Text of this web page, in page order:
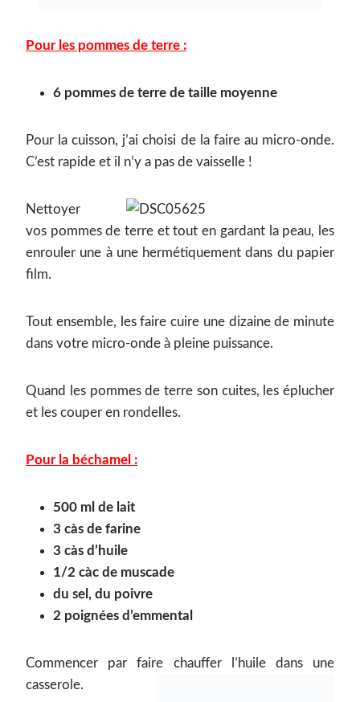
Pour les pommes de terre :
6 pommes de terre de taille moyenne
Pour la cuisson, j’ai choisi de la faire au micro-onde.
C’est rapide et il n’y a pas de vaisselle !
Nettoyer
vos pommes de terre et tout en gardant la peau, les
enrouler une à une hermétiquement dans du papier
film.
Tout ensemble, les faire cuire une dizaine de minute
dans votre micro-onde à pleine puissance.
Quand les pommes de terre son cuites, les éplucher
et les couper en rondelles.
Pour la béchamel :
500 ml de lait
3 càs de farine
3 càs d’huile
1/2 càc de muscade
du sel, du poivre
2 poignées d’emmental
Commencer par faire chauffer l’huile dans une
casserole.